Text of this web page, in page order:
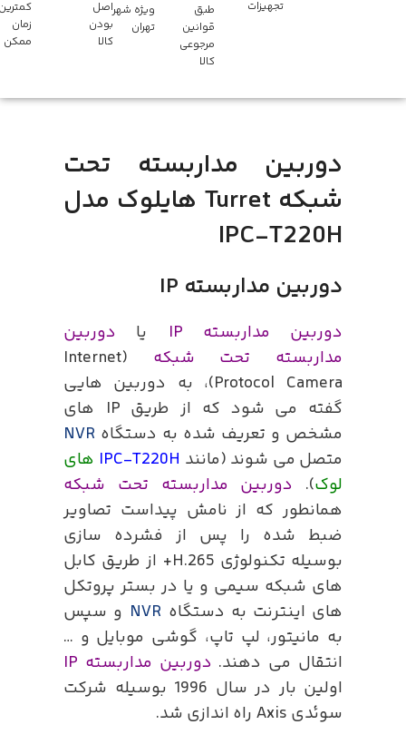
تجهیزات
طبق
قوانین
مرجوعی
کالا
ویژه شهر
تهران
اصل
بودن
کالا
زمان
ممکن
دوربین مداربسته تحت
شبکه Turret هایلوک مدل
IPC-T220H
دوربین مداربسته IP
دوربین مداربسته IP یا دوربین
مداربسته تحت شبکه
(Internet
Protocol Camera)، به دوربین هایی
گفته می شود که از طریق IP های
مشخص و تعریف شده به دستگاه NVR
متصل می شوند (مانند IPC-T220H های
لوک). دوربین مداربسته تحت شبکه
همانطور که از نامش پیداست تصاویر
ضبط شده را پس از فشرده سازی
بوسیله تکنولوژی H.265+ از طریق کابل
های شبکه سیمی و یا در بستر پروتکل
های اینترنت به دستگاه NVR و سپس
به مانیتور، لپ تاپ، گوشی موبایل و …
انتقال می دهند. دوربین مداربسته IP
اولین بار در سال 1996 بوسیله شرکت
سوئدی Axis راه اندازی شد.